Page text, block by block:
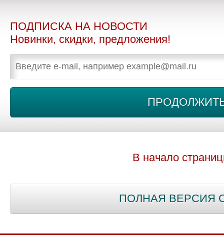
ПОДПИСКА НА НОВОСТИ
Новинки, скидки, предложения!
В начало
ПОЛНАЯ ВЕРСИЯ